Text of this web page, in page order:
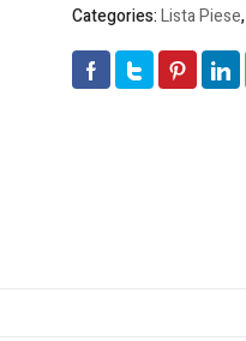
Categories:Lista Piese,